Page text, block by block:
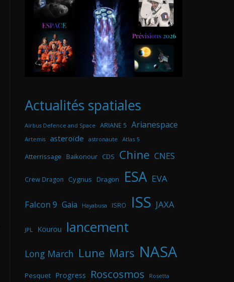
Actualités spatiales
Airbus Defence and Space ARIANE 5 Arianespace
Artemis asteroïde astronaute Atlas 5
Atterrissage Baikonour CDS Chine CNES
Crew Dragon Cygnus Dragon ESA EVA
Falcon 9 Gaia Hayabusa ISRO ISS JAXA
JPL Kourou lancement
Long March Lune Mars NASA
Pesquet Progress Roscosmos Rosetta